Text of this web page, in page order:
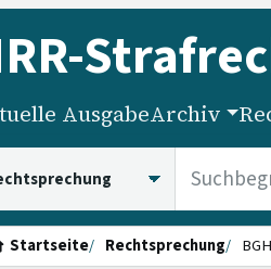
HRR-
AusgabeArchiv
Startseite Rechtsprechung